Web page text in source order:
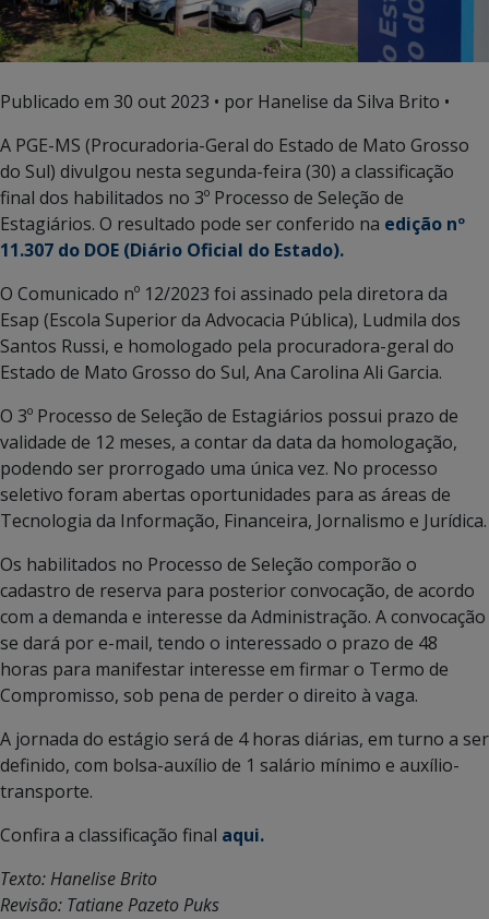
Publicado em 30 out 2023 • por Hanelise da Silva Brito •
A PGE-MS (Procuradoria-Geral do Estado de Mato Grosso
do Sul) divulgou nesta segunda-feira (30) a classificação
final dos habilitados no 3º Processo de Seleção de
Estagiários. O resultado pode ser conferido na edição nº
11.307 do DOE (Diário Oficial do Estado).
O Comunicado nº 12/2023 foi assinado pela diretora da
Esap (Escola Superior da Advocacia Pública), Ludmila dos
Santos Russi, e homologado pela procuradora-geral do
Estado de Mato Grosso do Sul, Ana Carolina Ali Garcia.
O 3º Processo de Seleção de Estagiários possui prazo de
validade de 12 meses, a contar da data da homologação,
podendo ser prorrogado uma única vez. No processo
seletivo foram abertas oportunidades para as áreas de
Tecnologia da Informação, Financeira, Jornalismo e Jurídica.
Os habilitados no Processo de Seleção comporão o
cadastro de reserva para posterior convocação, de acordo
com a demanda e interesse da Administração. A convocação
se dará por e-mail, tendo o interessado o prazo de 48
horas para manifestar interesse em firmar o Termo de
Compromisso, sob pena de perder o direito à vaga.
A jornada do estágio será de 4 horas diárias, em turno a ser
definido, com bolsa-auxílio de 1 salário mínimo e auxílio-
transporte.
Confira a classificação final aqui.
Texto: Hanelise Brito
Revisão: Tatiane Pazeto Puks